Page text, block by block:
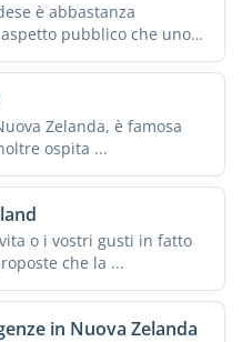
è abbastanza
pubblico che uno
Zelanda, è famosa
ospita ...
o i vostri gusti in fatto
che la ...
in Nuova Zelanda